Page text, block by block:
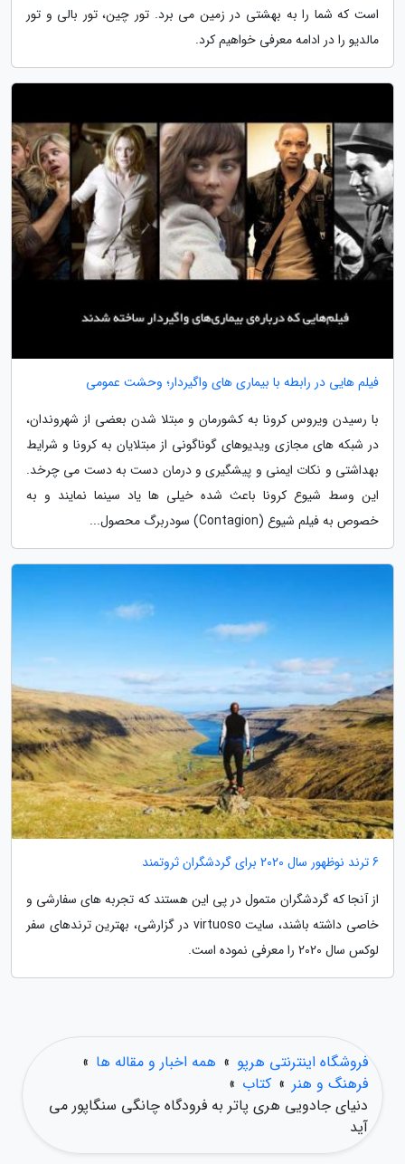
است که شما را به بهشتی در زمین می برد. تور چین، تور بالی و تور
مالدیو را در ادامه معرفی خواهیم کرد.
فیلم هایی در رابطه با بیماری های واگیردار؛ وحشت عمومی
با رسیدن ویروس کرونا به کشورمان و مبتلا شدن بعضی از شهروندان،
در شبکه های مجازی ویدیوهای گوناگونی از مبتلایان به کرونا و شرایط
بهداشتی و نکات ایمنی و پیشگیری و درمان دست به دست می چرخد.
این وسط شیوع کرونا باعث شده خیلی ها یاد سینما نمایند و به
خصوص به فیلم شیوع (Contagion) سودربرگ محصول...
6 ترند نوظهور سال 2020 برای گردشگران ثروتمند
از آنجا که گردشگران متمول در پی این هستند که تجربه های سفارشی و
خاصی داشته باشند، سایت virtuoso در گزارشی، بهترین ترندهای سفر
لوکس سال 2020 را معرفی نموده است.
فروشگاه اینترنتی هرپو » همه اخبار و مقاله ها »
فرهنگ و هنر » کتاب »
دنیای جادویی هری پاتر به فرودگاه چانگی سنگاپور می
آید